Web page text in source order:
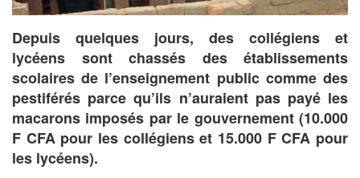
Depuis quelques jours, des collégiens et
lycéens sont chassés des établissements
scolaires de l’enseignement public comme des
pestiférés parce qu’ils n’auraient pas payé les
macarons imposés par le gouvernement (10.000
F CFA pour les collégiens et 15.000 F CFA pour
les lycéens).